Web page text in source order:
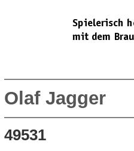
Olaf Jagger
49531